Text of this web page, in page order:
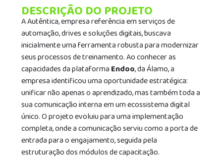
DESCRIÇÃO DO PROJETO
A Autêntica, empresa referência em serviços de
automação, drives e soluções digitais, buscava
inicialmente uma ferramenta robusta para modernizar
seus processos de treinamento. Ao conhecer as
capacidades da plataformaEndoo, da Álamo, a
empresa identificou uma oportunidade estratégica:
unificar não apenas o aprendizado, mas também toda a
sua comunicação interna em um ecossistema digital
único. O projeto evoluiu para uma implementação
completa, onde a comunicação serviu como a porta de
entrada para o engajamento, seguida pela
estruturação dos módulos de capacitação.